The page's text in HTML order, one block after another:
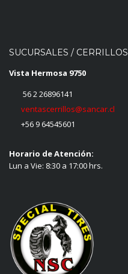
SUCURSALES / CERRILLOS
Vista Hermosa 9750
56 2 26896141
ventascerrillos@sancar.cl
+56 9 64545601
Horario de Atención:
Lun a Vie: 8:30 a 17:00 hrs.